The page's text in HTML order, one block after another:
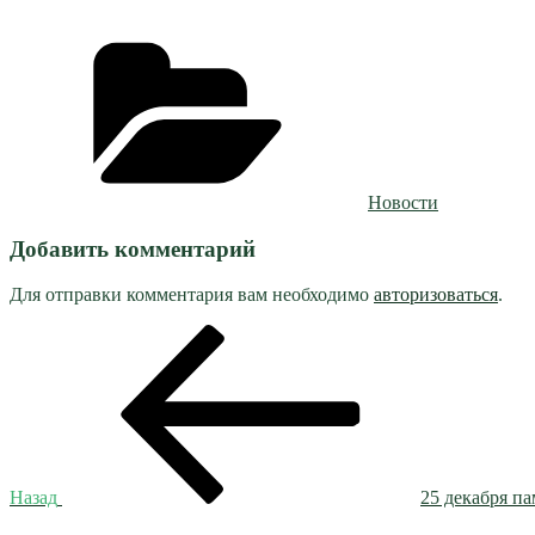
Новости
Добавить комментарий
Для отправки комментария вам необходимо авторизоваться.
Назад
25 декабря